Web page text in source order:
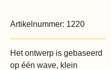
Artikelnummer: 1220
Het ontwerp is gebaseerd
op één wave, klein